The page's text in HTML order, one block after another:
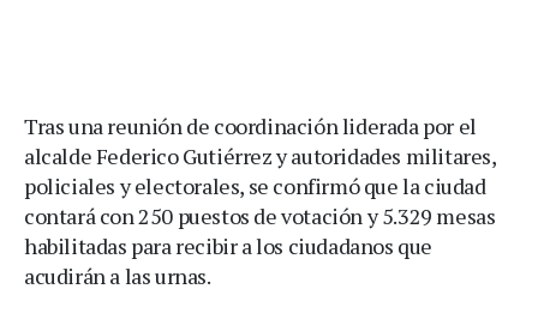
Tras una reunión de coordinación liderada por el
alcalde Federico Gutiérrez y autoridades militares,
policiales y electorales, se confirmó que la ciudad
contará con 250 puestos de votación y 5.329 mesas
habilitadas para recibir a los ciudadanos que
acudirán a las urnas.